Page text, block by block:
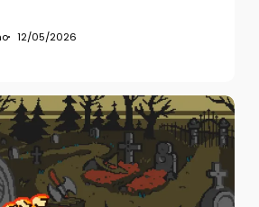
12/05/2026